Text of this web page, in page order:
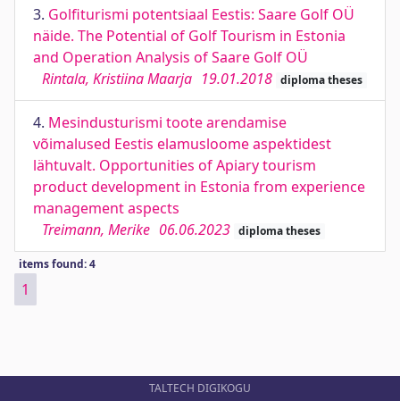
3. Golfiturismi potentsiaal Eestis: Saare Golf OÜ
näide. The Potential of Golf Tourism in Estonia
and Operation Analysis of Saare Golf OÜ
Rintala, Kristiina Maarja 19.01.2018 diploma theses
4. Mesindusturismi toote arendamise
võimalused Eestis elamusloome aspektidest
lähtuvalt. Opportunities of Apiary tourism
product development in Estonia from experience
management aspects
Treimann, Merike 06.06.2023 diploma theses
items found: 4
1
TALTECH DIGIKOGU